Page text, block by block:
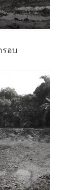
รอบ